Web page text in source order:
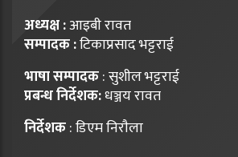
अध्यक्ष :आइबी रावत
सम्पादक :टिकाप्रसाद भट्टराई
भाषा सम्पादक: सुशील भट्टराई
प्रबन्ध निर्देशक:धञ्जय रावत
निर्देशक: डिएम निराैला